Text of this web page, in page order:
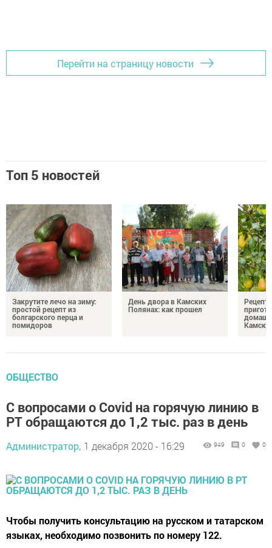
Перейти на страницу новости
Топ 5 новостей
Закрутите лечо на зиму:
простой рецепт из
болгарского перца и
помидоров
День двора в Камских
Полянах: как прошел
ОБЩЕСТВО
С вопросами о Covid на горячую линию в
РТ обращаются до 1,2 тыс. раз в день
Администратор, 1 декабря 2020 - 16:29 949 0 0
Чтобы получить консультацию на русском и татарском
языках, необходимо позвонить по номеру 122.